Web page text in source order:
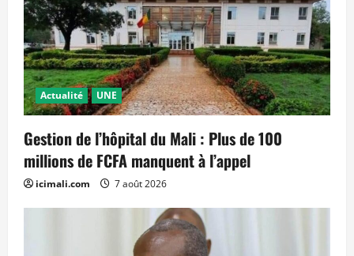
Actualité UNE
Gestion de l’hôpital du Mali : Plus de 100
millions de FCFA manquent à l’appel
icimali.com 7 août 2026